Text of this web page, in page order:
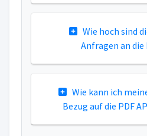
Wie hoch sind die Kosten für
Anfragen an die
Wie kann ich meinen Verbrauch in
Bezug auf die PDF